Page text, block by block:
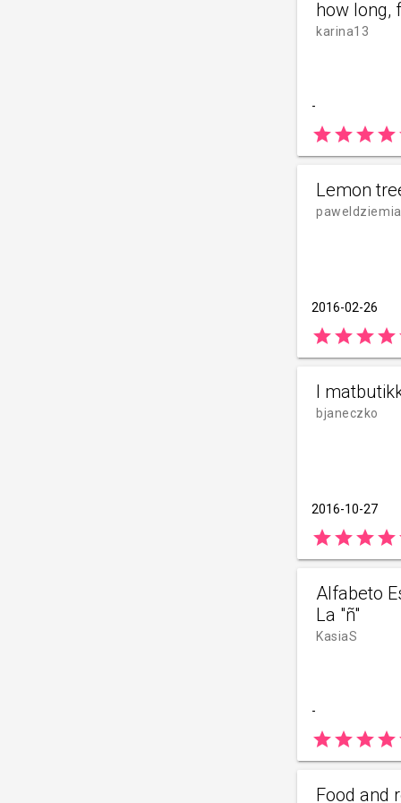
how long,
karina13
-
starstarstarstar
Lemon
2016-02-26
starstarstarstar
I
bjaneczko
2016-10-27
starstarstarstar
Alfabeto
La "ñ"
KasiaS
-
starstarstarstar
Food and